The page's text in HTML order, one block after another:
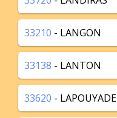
33210 - LANGON
33138 - LANTON
33620 - LAPOUYADE